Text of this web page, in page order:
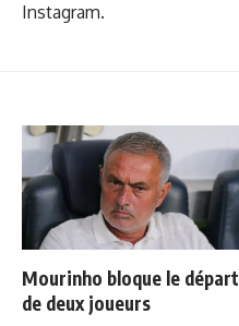
Instagram.
Mourinho bloque le départ
de deux joueurs